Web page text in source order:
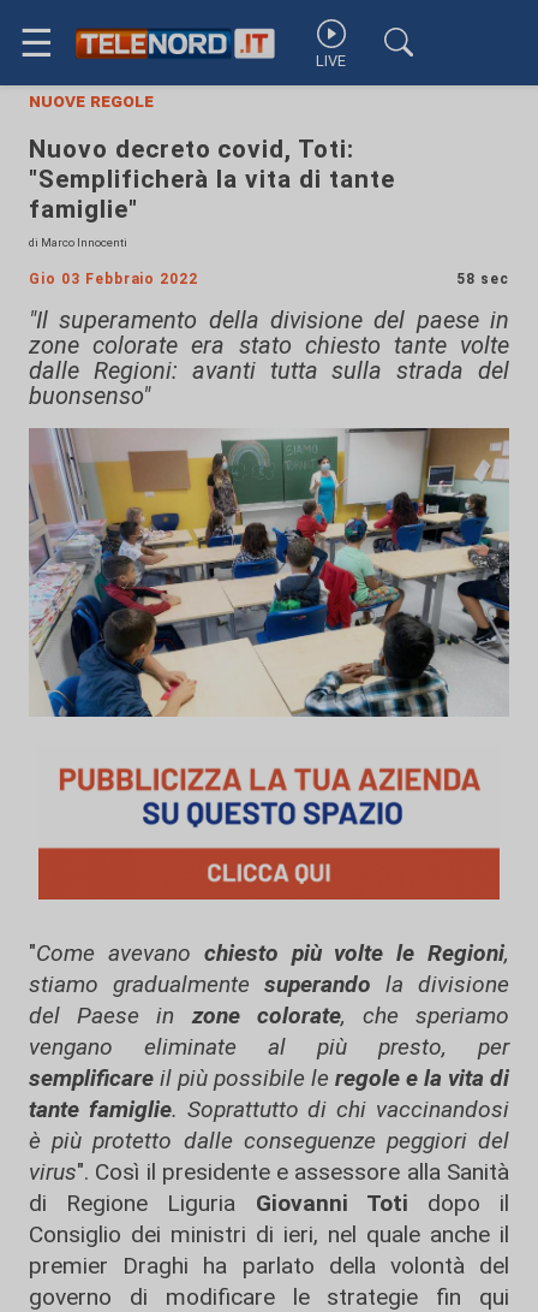
☰ LIVE
nuove regole
Nuovo decreto covid, Toti:
"Semplificherà la vita di tante
famiglie"
di Marco Innocenti
Gio 03 Febbraio 2022 58 sec
"Il superamento della divisione del paese in
zone colorate era stato chiesto tante volte
dalle Regioni: avanti tutta sulla strada del
buonsenso"
"Come avevano chiesto più volte le Regioni,
stiamo gradualmente superando la divisione
del Paese inzone colorate, che speriamo
vengano eliminate al più presto, per
semplificare il più possibile le regole e la vita di
tante famiglie. Soprattutto di chi vaccinandosi
è più protetto dalle conseguenze peggiori del
virus". Così il presidente e assessore alla Sanità
di Regione Liguria Giovanni Toti dopo il
Consiglio dei ministri di ieri, nel quale anche il
premier Draghi ha parlato della volontà del
governo di modificare le strategie fin qui